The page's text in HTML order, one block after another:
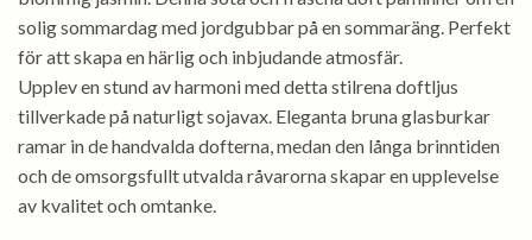
solig sommardag med jordgubbar på en sommaräng. Perfekt
för att skapa en härlig och inbjudande atmosfär.
Upplev en stund av harmoni med detta stilrena doftljus
tillverkade på naturligt sojavax. Eleganta bruna glasburkar
ramar in de handvalda dofterna, medan den långa brinntiden
och de omsorgsfullt utvalda råvarorna skapar en upplevelse
av kvalitet och omtanke.